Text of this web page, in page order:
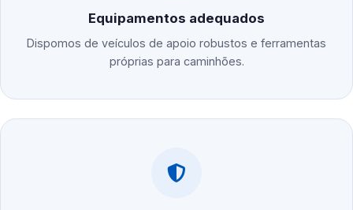
Equipamentos adequados
Dispomos de veículos de apoio robustos e ferramentas
próprias para caminhões.